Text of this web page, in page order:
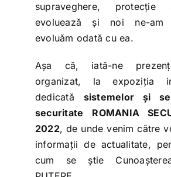
supraveghere,
evoluează și noi ne-am
evoluăm odată cu ea.
Așa că, iată-ne
organizat, la expoziția
dedicată sistemelor și
securitate
ROMANIA
2022, de unde venim către
informații de actualitate,
cum se știe